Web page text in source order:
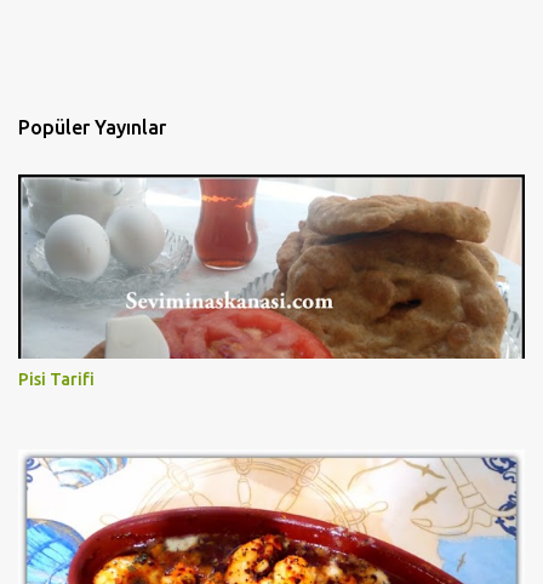
Popüler Yayınlar
Pisi Tarifi